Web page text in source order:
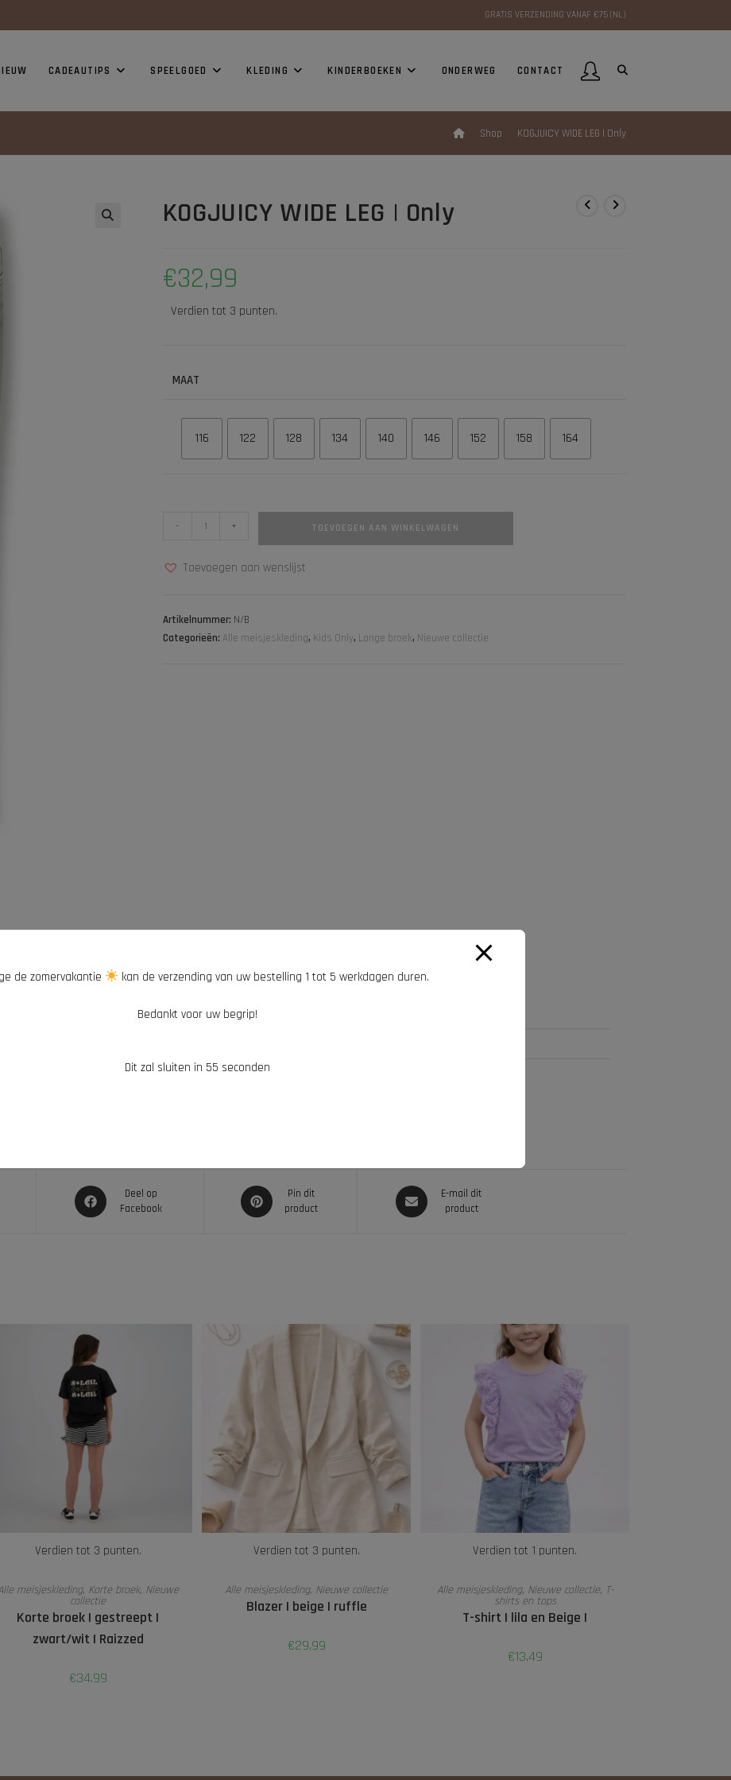
GRATIS VERZENDING VANAF €75 (NL)
CADEAUTIPS SPEELGOED KLEDING KINDERBOEKEN ONDERWEG CONTACT
Shop KOGJUICY WIDE LEG | Only
KOGJUICY WIDE LEG | Only
€32,99
Verdien tot 3 punten.
MAAT
116 122 128 134 140 146 152 158 164
- + TOEVOEGEN AAN WINKELWAGEN
Toevoegen aan wenslijst
Artikelnummer: N/B
Categorieën: Alle meisjeskleding, Kids Only, Lange broek, Nieuwe collectie
Deel op
Facebook
Pin dit
product
E-mail dit
product
Verdien tot 3 punten.
OPTIES SELECTEREN
meisjeskleding, Korte broek, Nieuwe
collectie
Korte broek | gestreept |
zwart/wit | Raizzed
€34,99
Verdien tot 3 punten.
OPTIES SELECTEREN
Alle meisjeskleding, Nieuwe collectie
Blazer | beige | ruffle
€29,99
Verdien tot 1 punten.
OPTIES SELECTEREN
Alle meisjeskleding, Nieuwe collectie, T-
shirts en tops
T-shirt | lila en Beige |
€13,49
de zomervakantie kan de verzending van uw bestelling 1 tot 5 werkdagen duren.
Bedankt voor uw begrip!
Dit zal sluiten in 55 seconden